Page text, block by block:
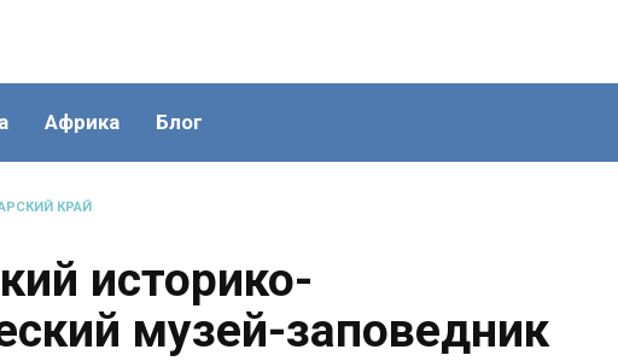
Африка Блог
КРАЙ
историко-
музей-заповедник